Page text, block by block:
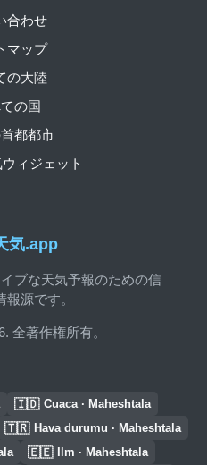
気.app
ブな天気予報のための信
報源です。
全著作権所有。
合わせ
マップ
の大陸
の国
都都市
ィジェット
🇮🇩 Cuaca · Maheshtala
🇹🇷 Hava durumu · Maheshtala
🇪🇪 Ilm · Maheshtala